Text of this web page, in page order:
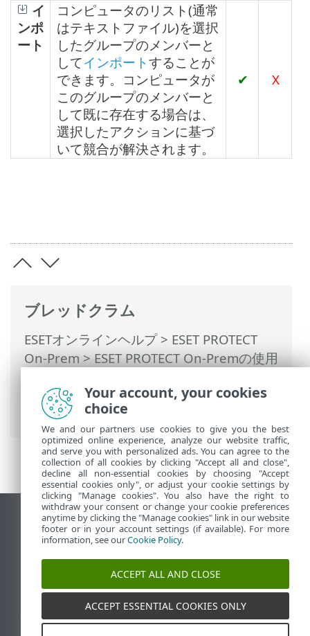
ブレッドクラム
ESETオンラインヘルプ> ESET PROTECT
On-Prem>ESET PROTECT On-Premの使用
コンピューター>グループ> グループア
クション
イ
ンポ
ート
コンピュータのリスト(通常
はテキストファイル)を選択
したグループのメンバーと
してインポートすることが
できます。コンピュータが
このグループのメンバーと
して既に存在する場合は、
選択したアクションに基づ
いて競合が解決されます。
✔ X
デスクトップサイトの表示
End of Life
ESETナレッジベース
ESETフォーラム
ESET Status Portal
地域サポート
Your account, your cookies
choice
We and our partners use cookies to give you the best
optimized online experience, analyze our website traffic,
and serve you with personalized ads. You can agree to the
collection of all cookies by clicking "Accept all and close",
decline all non-essential cookies by choosing "Accept
essential cookies only", or adjust your cookie settings by
clicking "Manage cookies". You also have the right to
withdraw your consent or change your cookie preferences
anytime by clicking the "Manage cookies" link in our website
footer or in your account settings (if available). For more
information, see ourCookie Policy.
ACCEPT ALL AND CLOSE
ACCEPT ESSENTIAL COOKIES ONLY